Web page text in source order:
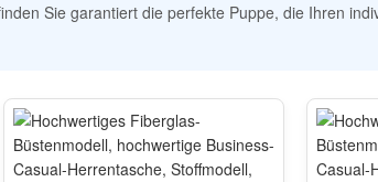
Sie garantiert die perfekte Puppe, die Ihren